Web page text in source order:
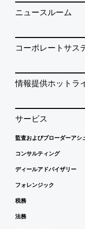
ニュースルーム
コーポレートサス
情報提供ホットラ
サービス
監査およびブローダーアシ
コンサルティング
ディールアドバイザリー
フォレンジック
税務
法務